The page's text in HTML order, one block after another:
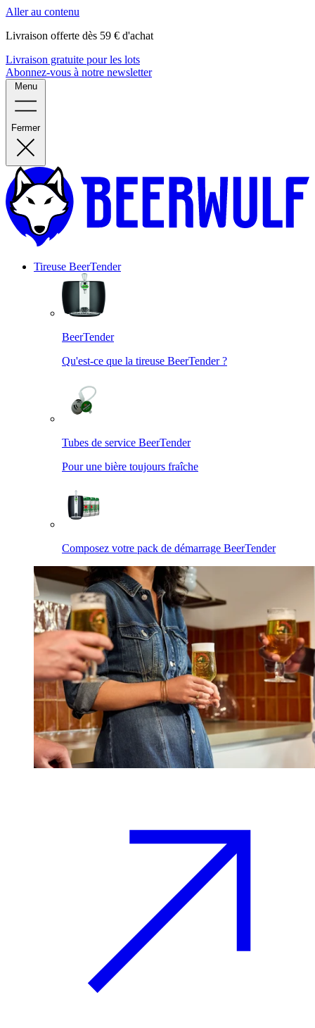
Aller au contenu
Livraison offerte dès 59 € d'achat
Livraison gratuite pour les lots
Abonnez-vous à notre newsletter
Menu
Fermer
Tireuse BeerTender
BeerTender
Qu'est-ce que la tireuse BeerTender ?
Tubes de service BeerTender
Pour une bière toujours fraîche
Composez votre pack de démarrage BeerTender